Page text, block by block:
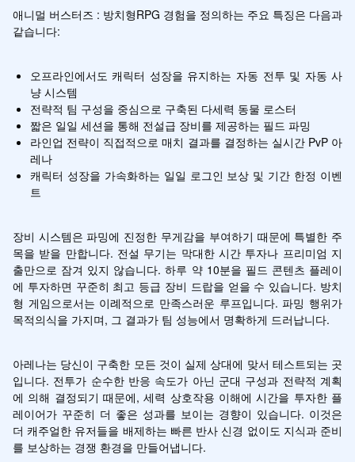
애니멀 버스터즈 : 방치형RPG 경험을 정의하는 주요 특징은 다음과
같습니다:
오프라인에서도 캐릭터 성장을 유지하는 자동 전투 및 자동 사
냥 시스템
전략적 팀 구성을 중심으로 구축된 다세력 동물 로스터
짧은 일일 세션을 통해 전설급 장비를 제공하는 필드 파밍
라인업 전략이 직접적으로 매치 결과를 결정하는 실시간 PvP 아
레나
캐릭터 성장을 가속화하는 일일 로그인 보상 및 기간 한정 이벤
트
장비 시스템은 파밍에 진정한 무게감을 부여하기 때문에 특별한 주
목을 받을 만합니다. 전설 무기는 막대한 시간 투자나 프리미엄 지
출만으로 잠겨 있지 않습니다. 하루 약 10분을 필드 콘텐츠 플레이
에 투자하면 꾸준히 최고 등급 장비 드랍을 얻을 수 있습니다. 방치
형 게임으로서는 이례적으로 만족스러운 루프입니다. 파밍 행위가
목적의식을 가지며, 그 결과가 팀 성능에서 명확하게 드러납니다.
아레나는 당신이 구축한 모든 것이 실제 상대에 맞서 테스트되는 곳
입니다. 전투가 순수한 반응 속도가 아닌 군대 구성과 전략적 계획
에 의해 결정되기 때문에, 세력 상호작용 이해에 시간을 투자한 플
레이어가 꾸준히 더 좋은 성과를 보이는 경향이 있습니다. 이것은
더 캐주얼한 유저들을 배제하는 빠른 반사 신경 없이도 지식과 준비
를 보상하는 경쟁 환경을 만들어냅니다.